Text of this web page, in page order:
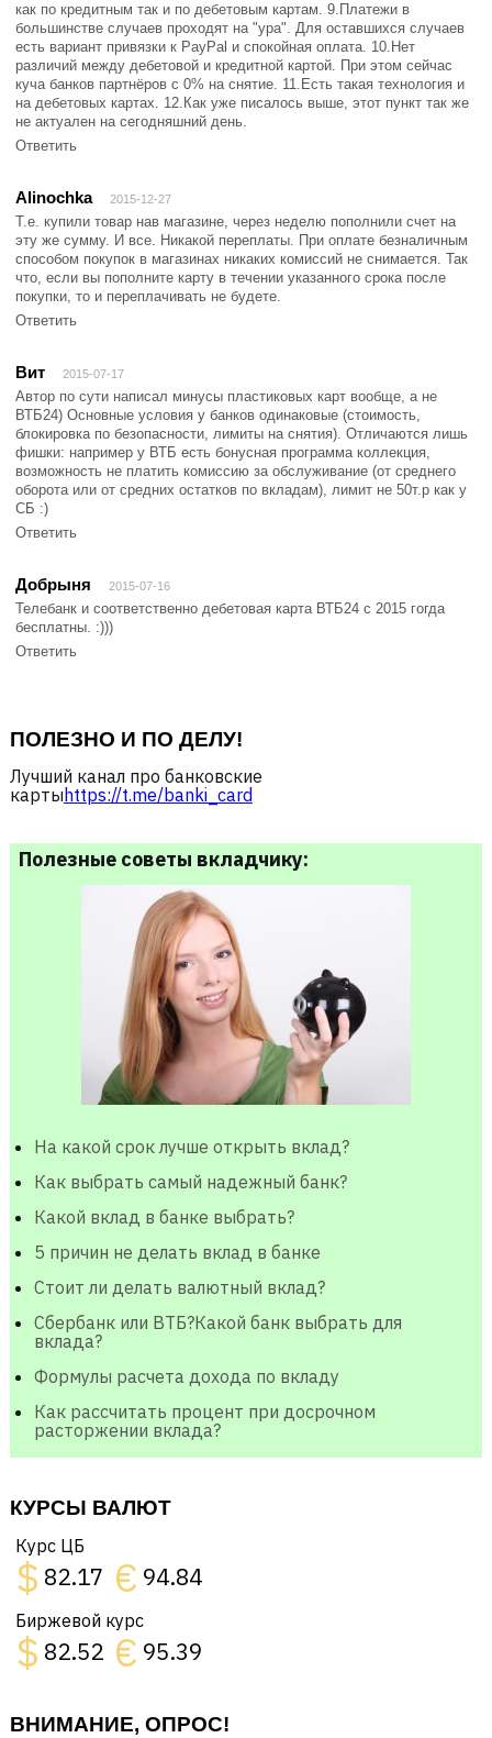
как по кредитным так и по дебетовым картам. 9.Платежи в
большинстве случаев проходят на "ура". Для оставшихся случаев
есть вариант привязки к PayPal и спокойная оплата. 10.Нет
различий между дебетовой и кредитной картой. При этом сейчас
куча банков партнёров с 0% на снятие. 11.Есть такая технология и
на дебетовых картах. 12.Как уже писалось выше, этот пункт так же
не актуален на сегодняшний день.
Ответить
Alinochka 2015-12-27
Т.е. купили товар нав магазине, через неделю пополнили счет на
эту же сумму. И все. Никакой переплаты. При оплате безналичным
способом покупок в магазинах никаких комиссий не снимается. Так
что, если вы пополните карту в течении указанного срока после
покупки, то и переплачивать не будете.
Ответить
Вит 2015-07-17
Автор по сути написал минусы пластиковых карт вообще, а не
ВТБ24) Основные условия у банков одинаковые (стоимость,
блокировка по безопасности, лимиты на снятия). Отличаются лишь
фишки: например у ВТБ есть бонусная программа коллекция,
возможность не платить комиссию за обслуживание (от среднего
оборота или от средних остатков по вкладам), лимит не 50т.р как у
СБ :)
Ответить
Добрыня 2015-07-16
Телебанк и соответственно дебетовая карта ВТБ24 с 2015 гогда
бесплатны. :)))
Ответить
ПОЛЕЗНО И ПО ДЕЛУ!
Лучший канал про банковские
карты https://t.me/banki_card
Полезные советы вкладчику:
На какой срок лучше открыть вклад?
Как выбрать самый надежный банк?
Какой вклад в банке выбрать?
5 причин не делать вклад в банке
Стоит ли делать валютный вклад?
Сбербанк или ВТБ?Какой банк выбрать для
вклада?
Формулы расчета дохода по вкладу
Как рассчитать процент при досрочном
расторжении вклада?
КУРСЫ ВАЛЮТ
Курс ЦБ
$ 82.17 € 94.84
Биржевой курс
$ 82.52 € 95.39
ВНИМАНИЕ, ОПРОС!